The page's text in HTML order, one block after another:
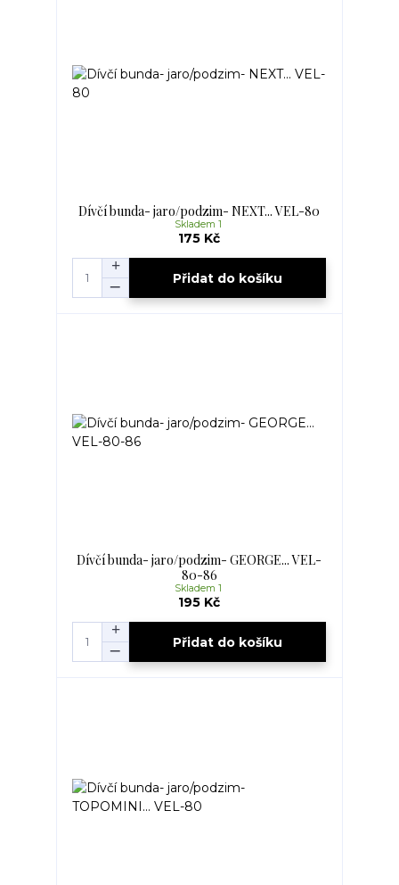
Dívčí bunda- jaro/podzim- NEXT... VEL-80
175 Kč
Skladem 1
Přidat do košíku
Dívčí bunda- jaro/podzim- GEORGE... VEL-
80-86
195 Kč
Skladem 1
Přidat do košíku